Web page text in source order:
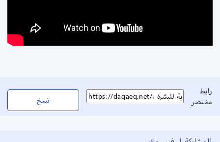
رابط
مختصر
نسخ